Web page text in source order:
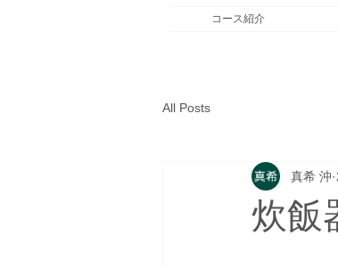
コース紹介
All Posts
炊飯
真希 沖